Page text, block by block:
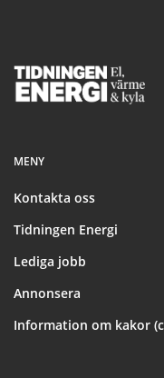
Footer
MENY
Kontakta oss
Tidningen Energi
Lediga jobb
Annonsera
Information om kakor